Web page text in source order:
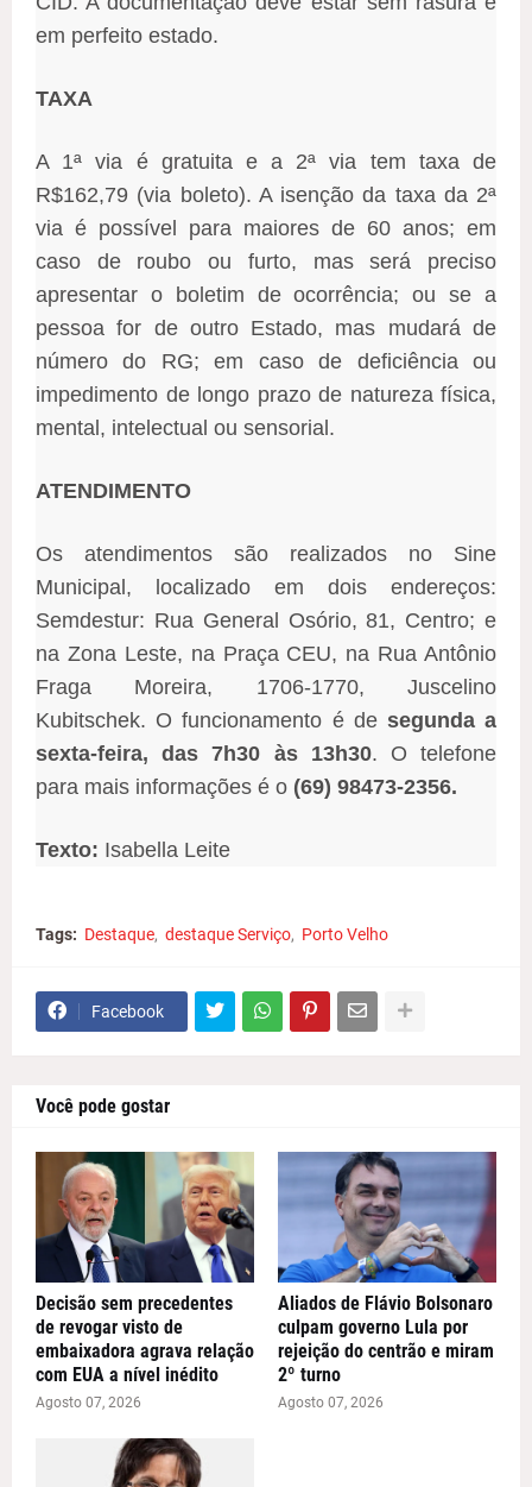
em perfeito estado.
TAXA
A 1ª via é gratuita e a 2ª via tem taxa de
R$162,79 (via boleto). A isenção da taxa da 2ª
via é possível para maiores de 60 anos; em
caso de roubo ou furto, mas será preciso
apresentar o boletim de ocorrência; ou se a
pessoa for de outro Estado, mas mudará de
número do RG; em caso de deficiência ou
impedimento de longo prazo de natureza física,
mental, intelectual ou sensorial.
ATENDIMENTO
Os atendimentos são realizados no Sine
Municipal, localizado em dois endereços:
Semdestur: Rua General Osório, 81, Centro; e
na Zona Leste, na Praça CEU, na Rua Antônio
Fraga Moreira, 1706-1770, Juscelino
Kubitschek. O funcionamento é de segunda a
sexta-feira, das 7h30 às 13h30. O telefone
para mais informações é o (69) 98473-2356.
Texto: Isabella Leite
Tags: Destaque destaque Serviço Porto Velho
Facebook
Você pode gostar
Decisão sem precedentes
de revogar visto de
embaixadora agrava relação
com EUA a nível inédito
Agosto 07, 2026
Aliados de Flávio Bolsonaro
culpam governo Lula por
rejeição do centrão e miram
2º turno
Agosto 07, 2026